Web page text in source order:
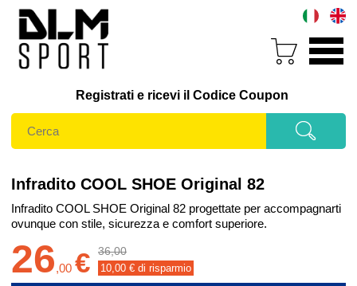
Registrati e ricevi il Codice Coupon
Infradito COOL SHOE Original 82
Infradito COOL SHOE Original 82 progettate per accompagnarti
ovunque con stile, sicurezza e comfort superiore.
26,00 € 36,00
10,00 € di risparmio